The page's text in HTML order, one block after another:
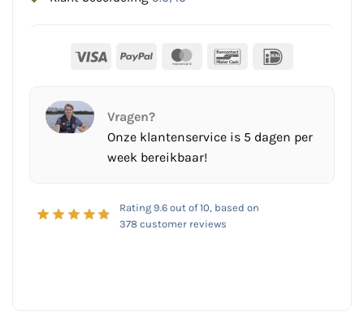
Visa PayPal MasterCardBancontact
Vragen?
Onze klantenservice is 5 dagen per
week bereikbaar!
Rating 9.6out of 10, based on
378customer reviews